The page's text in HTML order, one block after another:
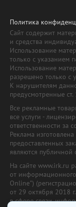
Политика
Сайт содержит
и средства
Использование
только с указанием
Использование
разрешено только с
К нарушителям
предусмотренные
Все рекламные
все услуги -
ответственности за
Реклама
предоставленных
являются публичной
На сайте www.irk.ru
от
Online")
от 29 октября 2018
в сфере связи,